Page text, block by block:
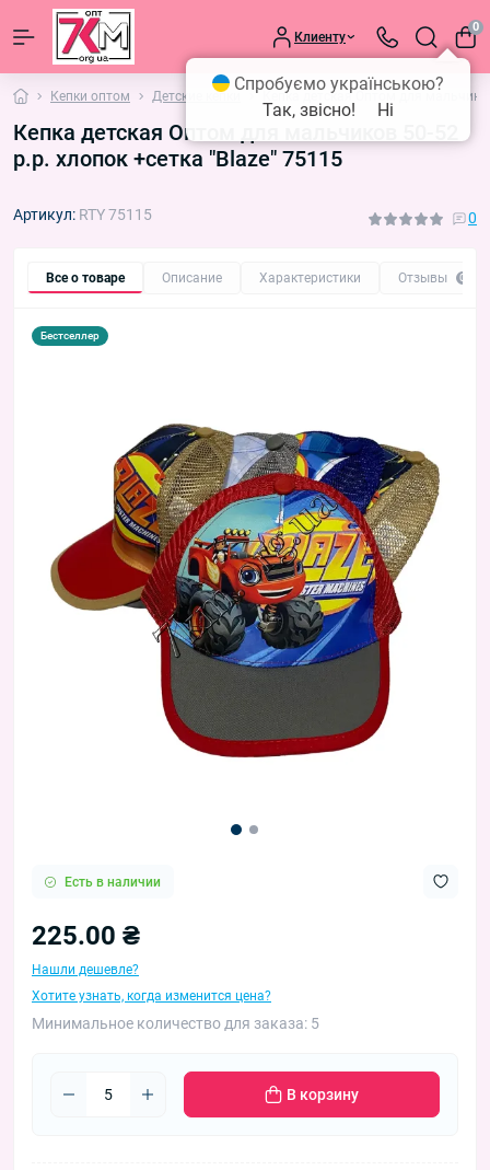
Клиенту
0
Кепки оптом Детские кепки Кепка детская Оптом для
Кепка детская Оптом для мальчиков 50-52
р.р. хлопок +сетка "Blaze" 75115
Артикул: RTY 75115 0
Все о товаре Описание Характеристики Отзывы 0
Бестселлер
Есть в наличии
225.00 ₴
Нашли дешевле?
Хотите узнать, когда изменится цена?
Минимальное количество для заказа: 5
В корзину
Спробуємо українською?
Так, звісно!
Ні